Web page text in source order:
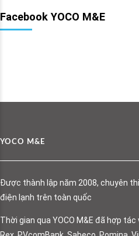
Facebook YOCO M&E
YOCO M&E
Được thành lập năm 2008, chuyên
điện lạnh trên toàn quốc
Thời gian qua YOCO M&E đã hợp